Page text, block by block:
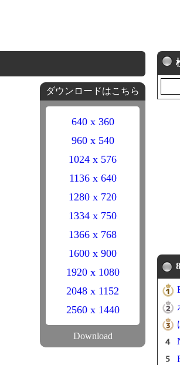
ダウンロードはこちら
640 x 360
960 x 540
1024 x 576
1136 x 640
1280 x 720
1334 x 750
1366 x 768
1600 x 900
1920 x 1080
2048 x 1152
2560 x 1440
Download